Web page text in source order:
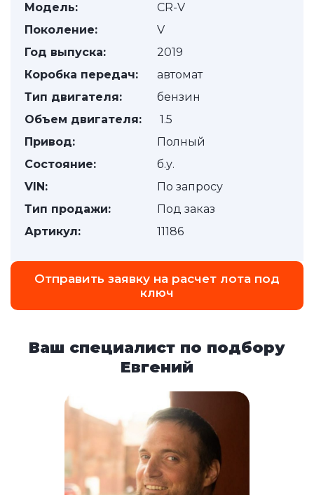
Модель:
CR-V
Поколение:
V
Год выпуска:
2019
Коробка передач:
автомат
Тип двигателя:
бензин
Объем двигателя:
1.5
Привод:
Полный
Состояние:
б.у.
VIN:
По запросу
Тип продажи:
Под заказ
Артикул:
11186
Отправить заявку на расчет лота под
ключ
Ваш специалист по подбору
Евгений